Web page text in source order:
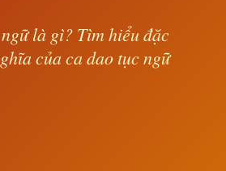
là gì? Tìm hiểu đặc
của ca dao tục ngữ